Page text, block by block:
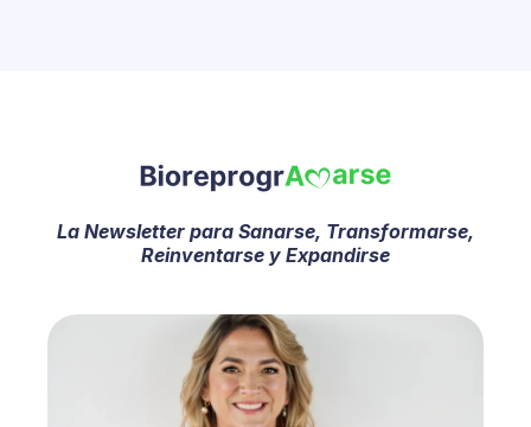
La Newsletter para Sanarse, Transformarse,
Reinventarse y Expandirse